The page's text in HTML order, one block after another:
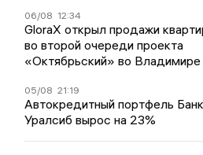
06/08 12:34
GloraX открыл продажи
во второй очереди проекта
«Октябрьский» во Владимире
05/08 21:19
Автокредитный портфель
Уралсиб вырос на 23%